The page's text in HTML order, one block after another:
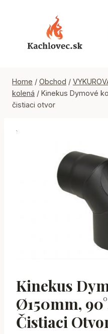
Home / Obchod /
kolená / Kinekus Dymové
čistiaci otvor
Kinekus
Ø150mm,
Čistiaci